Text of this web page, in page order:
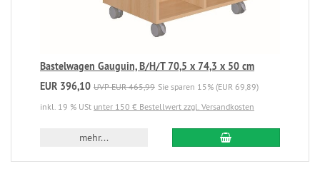
Bastelwagen Gauguin, B/H/T 70,5 x 74,3 x 50 cm
EUR 396,10 UVP EUR 465,99 Sie sparen 15% (EUR 69,89)
inkl. 19 % USt unter 150 € Bestellwert zzgl. Versandkosten
mehr...